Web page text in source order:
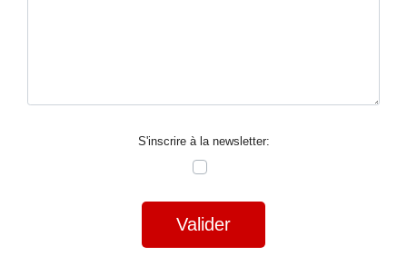
S'inscrire à la newsletter:
Valider